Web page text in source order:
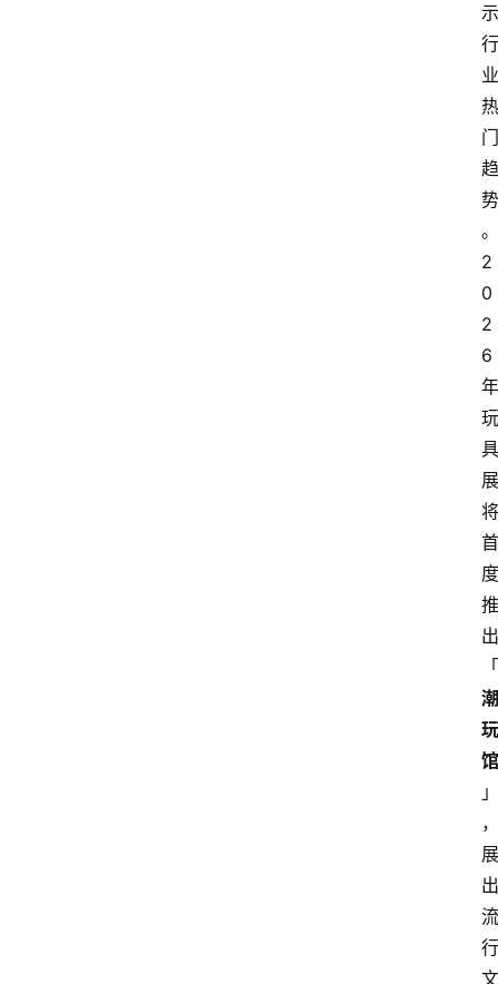
示
行
业
热
门
趋
势
。
2
0
2
6
年
玩
具
展
将
首
度
推
出
「
潮
玩
馆
」
，
展
出
流
行
文